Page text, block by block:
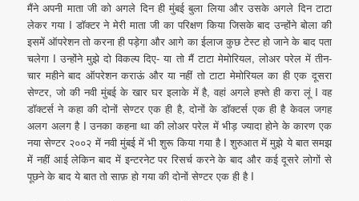
मैंने अपनी माता जी को अगले दिन ही मुंबई बुला लिया और उसके अगले दिन टाटा
लेकर गया I डॉक्टर ने मेरी माता जी का परिक्षण किया जिसके बाद उन्होंने बोला की
इसमें ऑपरेशन तो करना ही पड़ेगा और आगे का ईलाज कुछ टेस्ट हो जाने के बाद पता
चलेगा I उन्होंने मुझे दो विकल्प दिए- या तो मैं टाटा मेमोरियल, लोअर परेल में तीन-
चार महीने बाद ऑपरेशन कराऊं और या नहीं तो टाटा मेमोरियल का ही एक दूसरा
सेण्टर, जो की नवी मुंबई के खार घर इलाके में है, वहां अगले हफ्ते ही करा लूं I वह
डॉक्टर्स ने कहा की दोनों सेण्टर एक ही है, दोनों के डॉक्टर्स एक ही है केवल जगह
अलग अलग है I उनका कहना था की लोअर परेल में भीड़ ज्यादा होने के कारण एक
नया सेण्टर २००२ में नवी मुंबई में भी शुरू किया गया है I शुरुआत में मुझे ये बात समझ
में नहीं आई लेकिन बाद में इन्टरनेट पर रिसर्च करने के बाद और कई दूसरे लोगों से
पूछने के बाद ये बात तो साफ़ हो गया की दोनों सेण्टर एक ही है I